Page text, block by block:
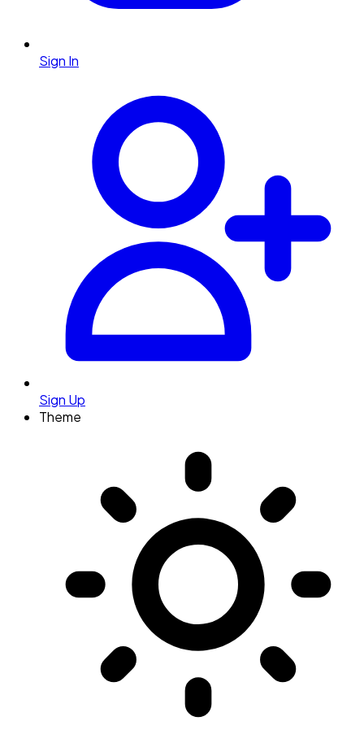
Sign In
Sign Up
Theme